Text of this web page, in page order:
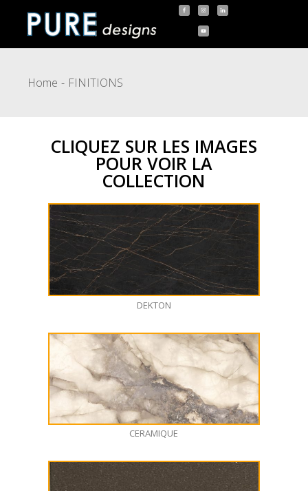
Home FINITIONS
CLIQUEZ SUR LES IMAGES
POUR VOIR LA
COLLECTION
DEKTON
CERAMIQUE